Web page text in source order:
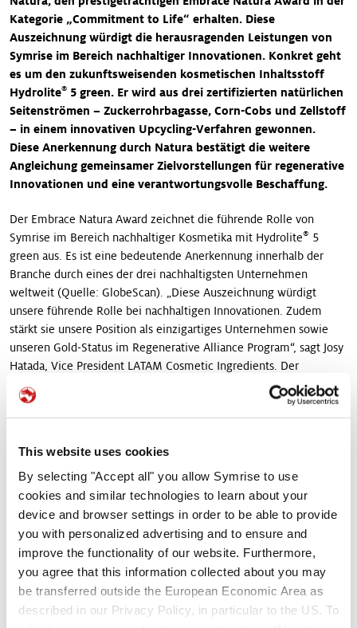
This website uses cookies
By selecting "Accept all" you allow Symrise to use
cookies and similar technologies to learn about your
device and browser settings in order to be able to provide
you with personalized advertising and to ensure and
improve the functionality of our website. Furthermore,
you agree that this information collected about you may
be transferred outside the European Economic Area as
described in our Privacy Policy, in particular to the US. To
Kategorie „Commitment to Life“ erhalten. Diese
Auszeichnung würdigt die herausragenden Leistungen von
Symrise im Bereich nachhaltiger Innovationen. Konkret geht
es um den zukunftsweisenden kosmetischen Inhaltsstoff
Hydrolite® 5 green. Er wird aus drei zertifizierten natürlichen
Seitenströmen – Zuckerrohrbagasse, Corn-Cobs und Zellstoff
– in einem innovativen Upcycling-Verfahren gewonnen.
Diese Anerkennung durch Natura bestätigt die weitere
Angleichung gemeinsamer Zielvorstellungen für regenerative
Innovationen und eine verantwortungsvolle Beschaffung.
Der Embrace Natura Award zeichnet die führende Rolle von
Symrise im Bereich nachhaltiger Kosmetika mit Hydrolite® 5
green aus. Es ist eine bedeutende Anerkennung innerhalb der
Branche durch eines der drei nachhaltigsten Unternehmen
weltweit (Quelle: GlobeScan). „Diese Auszeichnung würdigt
unsere führende Rolle bei nachhaltigen Innovationen. Zudem
stärkt sie unsere Position als einzigartiges Unternehmen sowie
unseren Gold-Status im Regenerative Alliance Program“, sagt Josy
Hatada, Vice President LATAM Cosmetic Ingredients. Der
innovative Inhaltsstoff belegt beispielhaft das Engagement von
Symrise für verantwortungsvolle Innovationen. Dabei werden die
in der Landwirtschaft entstehenden Seitenströme zu
Nach Ansicht der Jury zeichnet sich Hydrolite 5 green durch
seine erheblichen Umweltvorteile aus. Der Inhaltsstoff wird in
einem lösungsmittelfreien, patentierten Verfahren entwickelt. Er
vermeidet jährlich über 202 Tonnen CO₂-Emissionen und trägt
damit erheblich zur Verringerung der CO2-Bilanz bei. Der
energieeffiziente Produktionsprozess erfordert keine Wärme oder
Kühlung. Somit sinkt auch der Energieverbrauch.
„Diese Auszeichnung unterstreicht unser Engagement für